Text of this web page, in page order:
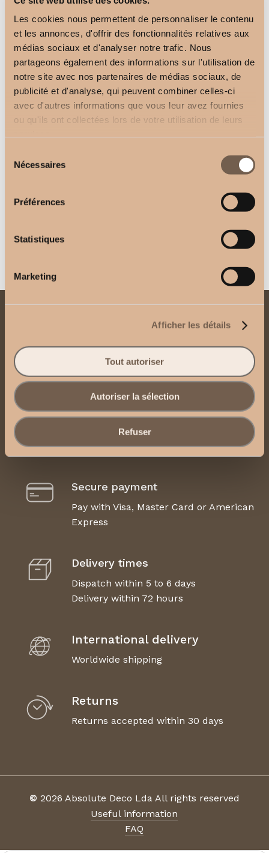
Les cookies nous permettent de personnaliser le contenu
et les annonces, d'offrir des fonctionnalités relatives aux
médias sociaux et d'analyser notre trafic. Nous
partageons également des informations sur l'utilisation de
notre site avec nos partenaires de médias sociaux, de
publicité et d'analyse, qui peuvent combiner celles-ci
avec d'autres informations que vous leur avez fournies
ou qu'ils ont collectées lors de votre utilisation de leurs
Nécessaires
Préférences
Statistiques
Marketing
Afficher les détails
Tout autoriser
Autoriser la sélection
Refuser
No-drill MIXTE brackets
for curtain rods D.20 or
D.28mm, side fixing on
roller shutter box
20,90
– 28,20
Undrilled Curtain Rod
⌀20mm Special Roller
Shutter Box Side Fixing
45,82€–53,56€
Shutter Boxes
Contact us
Send us an email
Contact us via WhatsApp
Legal Notice, Terms and Conditions of Use
Secure payment
Pay with Visa, Master Card or American
Express
Delivery times
Dispatch within 5 to 6 days
Delivery within 72 hours
International delivery
Worldwide shipping
Returns
Returns accepted within 30 days
© 2026 Absolute Deco Lda All rights reserved
Useful information
FAQ